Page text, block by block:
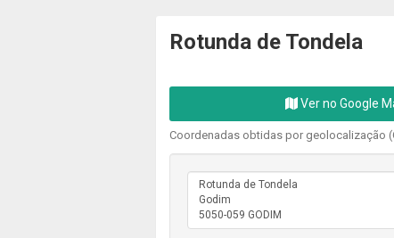
Rotunda de Tondela
Ver no Google
Coordenadas obtidas por geolocalização